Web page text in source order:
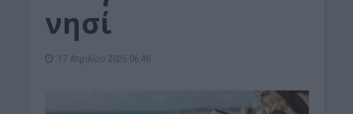
νησί
17 Απριλίου 2026 06:46